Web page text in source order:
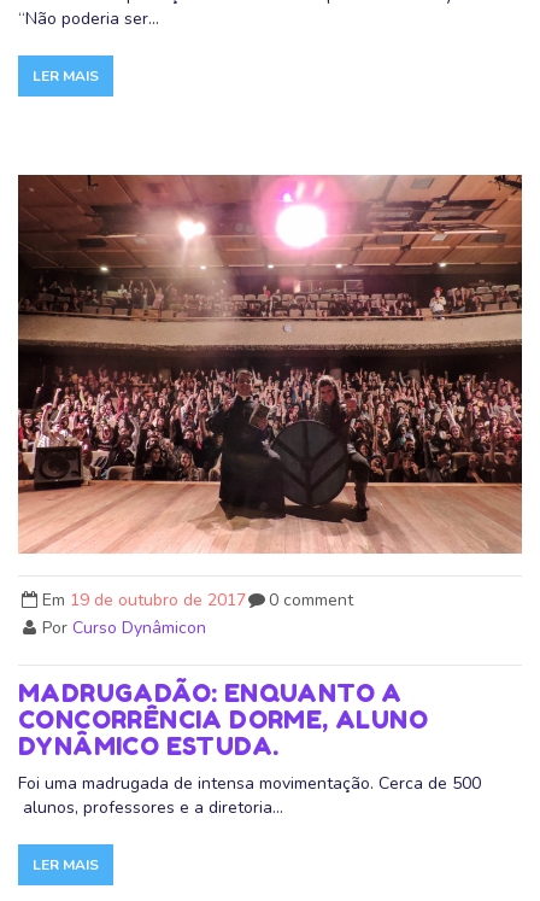
“Não poderia ser...
LER MAIS
Em 19 de outubro de 2017
Por Curso Dynâmicon
0 comment
MADRUGADÃO: ENQUANTO A
CONCORRÊNCIA DORME, ALUNO
DYNÂMICO ESTUDA.
Foi uma madrugada de intensa movimentação. Cerca de 500
alunos, professores e a diretoria...
LER MAIS